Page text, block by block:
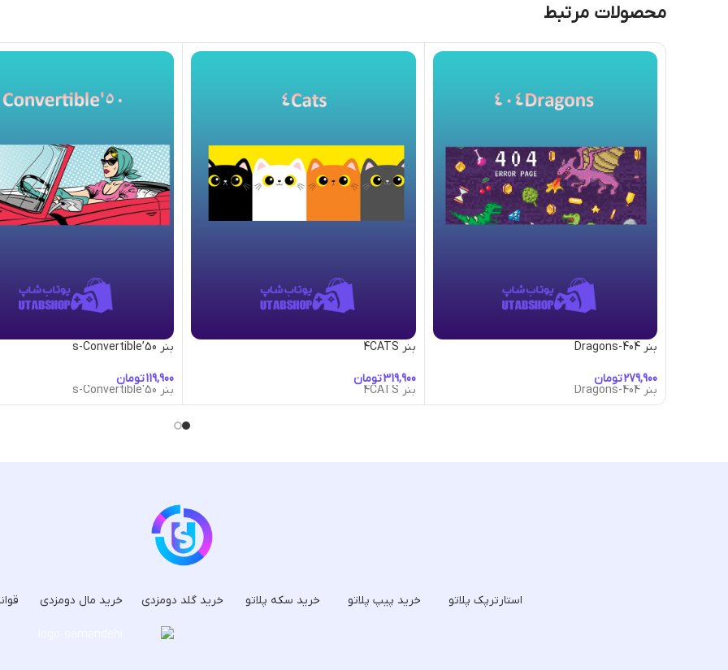
محصولات مرتبط
بنر 404-Dragons
تومان
بنر 404-Dragons
بنر 4CATS
تومان
بنر 4CATS
بنر 50’s-Convertible
تومان
بنر 50's-Convertible
استارترپک پلاتو خرید پیپ پلاتو خرید سکه پلاتو خرید گلد دومزدی خرید مال دومزدی